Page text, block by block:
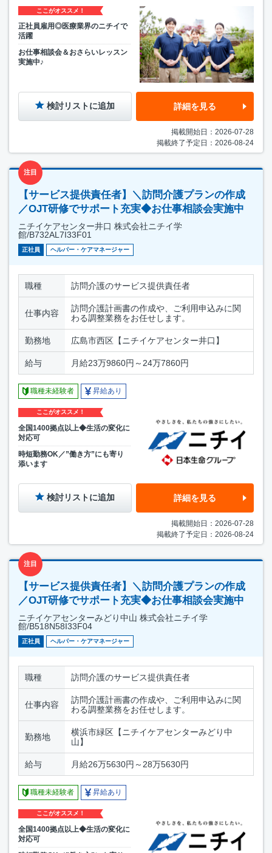
ここがオススメ！
正社員雇用◎医療業界のニチイで
活躍
お仕事相談会＆おさらいレッスン
実施中♪
検討リストに追加 詳細を見る
掲載開始日：2026-07-28
掲載終了予定日：2026-08-24
注目
【サービス提供責任者】＼訪問介護プランの作成
／OJT研修でサポート充実◆お仕事相談会実施中
ニチイケアセンター井口 株式会社ニチイ学
館/B732AL7I33F01
正社員 ヘルパー・ケアマネージャー
職種 訪問介護のサービス提供責任者
仕事内容
訪問介護計画書の作成や、ご利用申込みに関
わる調整業務をお任せします。
勤務地 広島市西区【ニチイケアセンター井口】
給与 月給23万9860円～24万7860円
職種未経験者 昇給あり
ここがオススメ！
全国1400拠点以上◆生活の変化に
対応可
時短勤務OK／”働き方”にも寄り
添います
検討リストに追加 詳細を見る
掲載開始日：2026-07-28
掲載終了予定日：2026-08-24
注目
【サービス提供責任者】＼訪問介護プランの作成
／OJT研修でサポート充実◆お仕事相談会実施中
ニチイケアセンターみどり中山 株式会社ニチイ学
館/B518N58I33F04
正社員 ヘルパー・ケアマネージャー
職種 訪問介護のサービス提供責任者
仕事内容
訪問介護計画書の作成や、ご利用申込みに関
わる調整業務をお任せします。
勤務地
横浜市緑区【ニチイケアセンターみどり中
山】
給与 月給26万5630円～28万5630円
職種未経験者 昇給あり
ここがオススメ！
全国1400拠点以上◆生活の変化に
対応可